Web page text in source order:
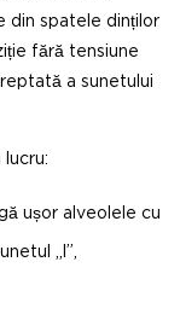
din spatele dinților
fără tensiune
a sunetului
ușor alveolele cu
„l”,